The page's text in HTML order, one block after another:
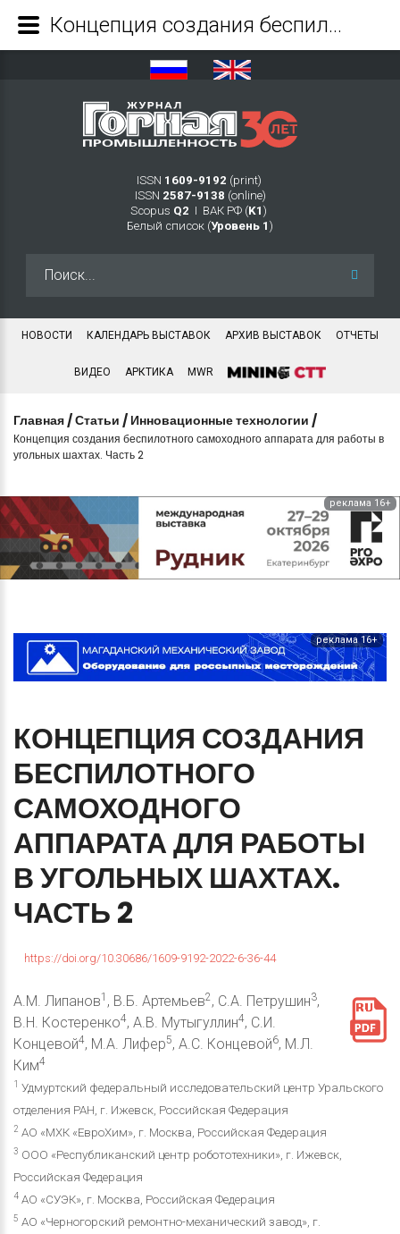
ISSN 1609-9192 (print)
ISSN 2587-9138 (online)
Scopus Q2 Ι ВАК РФ (K1 )
Белый список (Уровень 1 )
НОВОСТИ КАЛЕНДАРЬ ВЫСТАВОК АРХИВ ВЫСТАВОК ОТЧЕТЫ
ВИДЕО АРКТИКА MWR
Главная /Статьи / Инновационные технологии /
Концепция создания беспилотного самоходного аппарата для работы в
угольных шахтах. Часть 2
реклама 16+
реклама 16+
КОНЦЕПЦИЯ СОЗДАНИЯ
БЕСПИЛОТНОГО
САМОХОДНОГО
АППАРАТАДЛЯ РАБОТЫ
ВУГОЛЬНЫХ ШАХТАХ.
ЧАСТЬ 2
https://doi.org/10.30686/1609-9192-2022-6-36-44
А.М. Липанов1 , В.Б. Артемьев2, С.А. Петрушин3,
В.Н. Костеренко4, А.В. Мутыгуллин4, С.И.
Концевой4, М.А. Лифер5, А.С. Концевой6, М.Л.
Ким4
1
Удмуртский федеральный исследовательский центр Уральского
отделения РАН, г. Ижевск, Российская Федерация
2 АО «МХК «ЕвроХим», г. Москва, Российская Федерация
3 ООО «Республиканский центр робототехники», г. Ижевск,
Российская Федерация
4 АО «СУЭК», г. Москва, Российская Федерация
5 АО «Черногорский ремонтно-механический завод», г.
Концепция создания беспилотного самоходного аппарата для работы в угольных шахтах. Часть 2 - Журнал Горная промышленность